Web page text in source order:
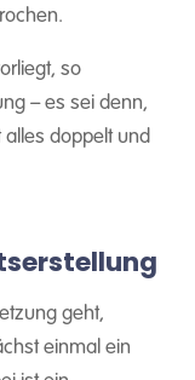
so
– es sei denn,
doppelt und
geht,
einmal ein